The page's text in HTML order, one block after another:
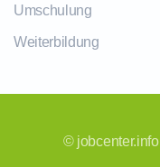
Umschulung
Weiterbildung
© jobcenter.info